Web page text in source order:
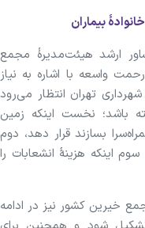
بیماران
ارشد هیئت‌مدیرۀ مجمع
واسعه با اشاره به نیاز
تهران انتظار می‌رود
باشد؛ نخست اینکه زمین
بسازند قرار دهد، دوم
اینکه هزینۀ انشعابات را
خیرین کشور نیز در ادامه